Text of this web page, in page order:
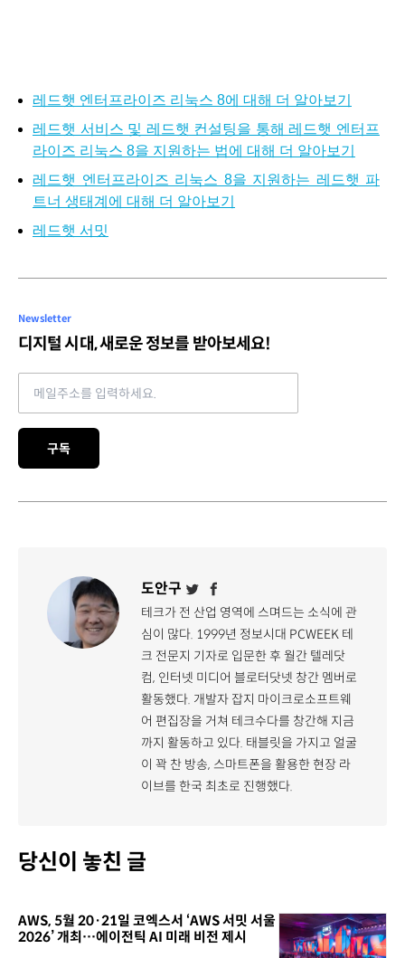
레드햇 엔터프라이즈 리눅스 8에 대해 더 알아보기
레드햇 서비스 및 레드햇 컨설팅을 통해 레드햇 엔터프
라이즈 리눅스 8을 지원하는 법에 대해 더 알아보기
레드햇 엔터프라이즈 리눅스 8을 지원하는 레드햇 파
트너 생태계에 대해 더 알아보기
레드햇 서밋
Newsletter
디지털 시대, 새로운 정보를 받아보세요!
Email address
구독
도안구
테크가 전 산업 영역에 스며드는 소식에 관
심이 많다. 1999년 정보시대 PCWEEK 테
크 전문지 기자로 입문한 후 월간 텔레닷
컴, 인터넷 미디어 블로터닷넷 창간 멤버로
활동했다. 개발자 잡지 마이크로소프트웨
어 편집장을 거쳐 테크수다를 창간해 지금
까지 활동하고 있다. 태블릿을 가지고 얼굴
이 꽉 찬 방송, 스마트폰을 활용한 현장 라
이브를 한국 최초로 진행했다.
당신이 놓친 글
AWS, 5월 20·21일 코엑스서 ‘AWS 서밋 서울
2026’ 개최…에이전틱 AI 미래 비전 제시